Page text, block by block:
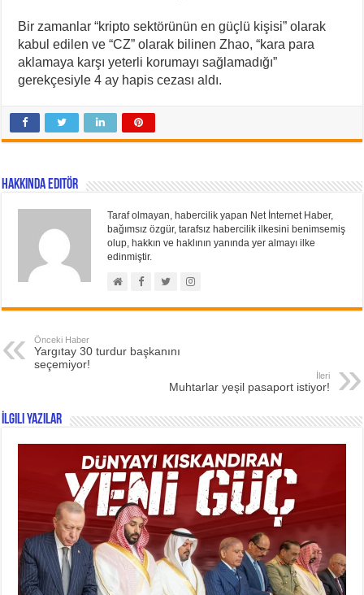
Bir zamanlar “kripto sektörünün en güçlü kişisi” olarak
kabul edilen ve “CZ” olarak bilinen Zhao, “kara para
aklamaya karşı yeterli korumayı sağlamadığı”
gerekçesiyle 4 ay hapis cezası aldı.
Hakkında Editör
Taraf olmayan, habercilik yapan Net İnternet Haber,
bağımsız özgür, tarafsız habercilik ilkesini benimsemiş
olup, hakkın ve haklının yanında yer almayı ilke
edinmiştir.
Önceki Haber
Yargıtay 30 turdur başkanını
seçemiyor!
İleri
Muhtarlar yeşil pasaport istiyor!
İlgili Yazılar